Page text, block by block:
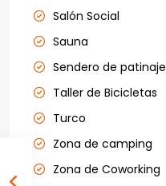
Salón Social
Sauna
Sendero de patinaje
Taller de Bicicletas
Turco
Zona de camping
Zona de Coworking